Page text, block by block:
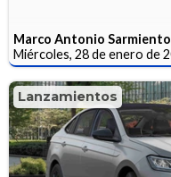
Marco Antonio Sarmiento
Miércoles, 28 de enero de
Lanzamientos